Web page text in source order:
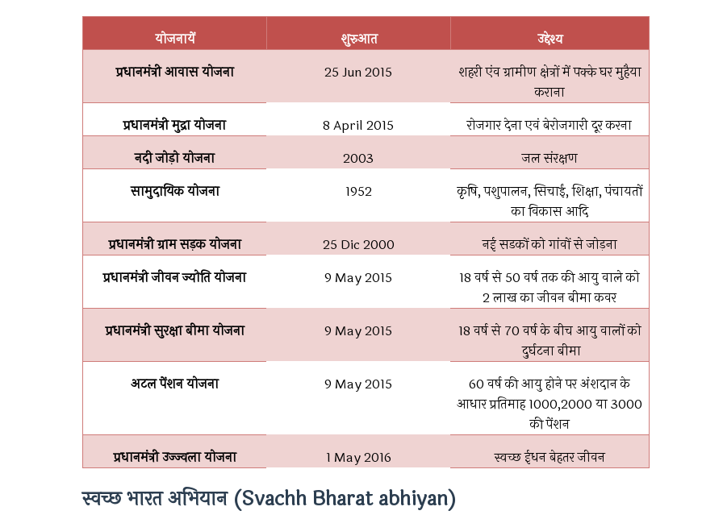
योजनायें शुरुआत
उद्देश्य
प्रधानमंत्री आवास योजना
25 Jun 2015
शहरी एंव ग्रामीण क्षेत्रों में पक्के घर मुहैया
कराना
प्रधानमंत्री मुद्रा योजना
8 April 2015
रोजगार देना एवं बेरोजगारी दूर करना
नदी जोड़ो योजना
2003
जल संरक्षण
सामुदायिक योजना
1952 कृषि,पशुपालन,सिचाईं,शिक्षा,पंचायतों
का विकास आदि
प्रधानमंत्री ग्राम सड़क योजना
25 Dic 2000
नई सडकों को गांवों से जोड़ना
प्रधानमंत्री जीवन ज्योति योजना
9 May 2015
18 वर्ष से 50 वर्ष तक की आयु वाले को
2 लाख का जीवन बीमा कवर
प्रधानमंत्री सुरक्षा बीमा योजना
9 May 2015
18 वर्ष से 70 वर्ष के बीच आयु वालों को
दुर्घटना बीमा
अटल पेंशन योजना
9 May 2015
60 वर्ष की आयु होने पर अंशदान के
आधार प्रतिमाह 1000,2000 या 3000
की पेंशन
प्रधानमंत्री उज्ज्वला योजना
1 May 2016 स्वच्छ ईधन बेहतर जीवन
स्वच्छ भारत अभियान (Svachh Bharat abhiyan)